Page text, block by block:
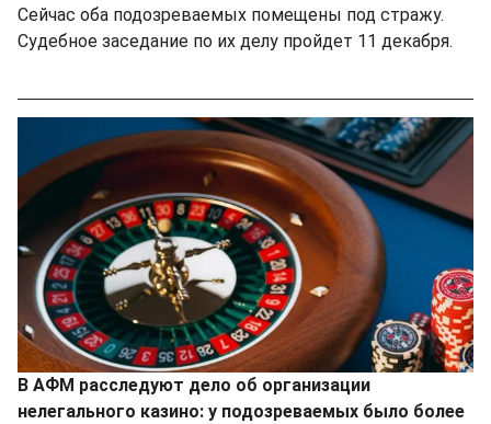
Сейчас оба подозреваемых помещены под стражу.
Судебное заседание по их делу пройдет 11 декабря.
В АФМ расследуют дело об организации
нелегального казино: у подозреваемых было более